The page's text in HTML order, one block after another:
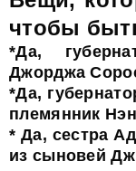
чтобы
*Да,
Джорджа
*Да,
племянник
* Да, сестра
из сыновей